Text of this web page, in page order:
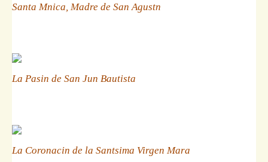
Santa Mnica, Madre de San Agustn
La Pasin de San Jun Bautista
La Coronacin de la Santsima Virgen Mara